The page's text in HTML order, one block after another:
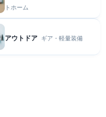
トホーム
アウトドア ギア・軽量装備